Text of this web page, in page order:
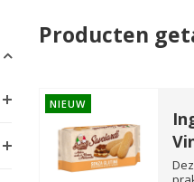
Producten
NIEUW